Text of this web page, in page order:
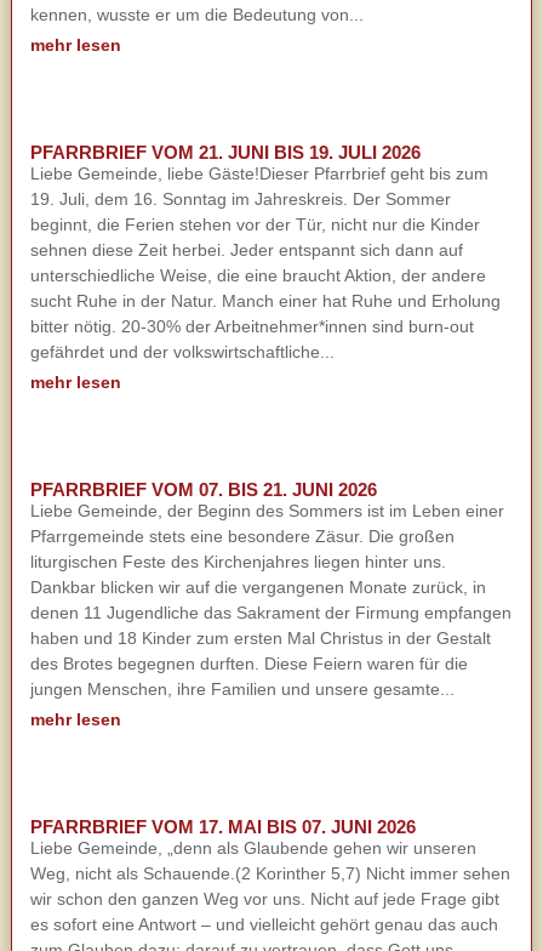
kennen, wusste er um die Bedeutung von...
mehr lesen
PFARRBRIEF VOM 21. JUNI BIS 19. JULI 2026
Liebe Gemeinde, liebe Gäste!Dieser Pfarrbrief geht bis zum
19. Juli, dem 16. Sonntag im Jahreskreis. Der Sommer
beginnt, die Ferien stehen vor der Tür, nicht nur die Kinder
sehnen diese Zeit herbei. Jeder entspannt sich dann auf
unterschiedliche Weise, die eine braucht Aktion, der andere
sucht Ruhe in der Natur. Manch einer hat Ruhe und Erholung
bitter nötig. 20-30% der Arbeitnehmer*innen sind burn-out
gefährdet und der volkswirtschaftliche...
mehr lesen
PFARRBRIEF VOM 07. BIS 21. JUNI 2026
Liebe Gemeinde, der Beginn des Sommers ist im Leben einer
Pfarrgemeinde stets eine besondere Zäsur. Die großen
liturgischen Feste des Kirchenjahres liegen hinter uns.
Dankbar blicken wir auf die vergangenen Monate zurück, in
denen 11 Jugendliche das Sakrament der Firmung empfangen
haben und 18 Kinder zum ersten Mal Christus in der Gestalt
des Brotes begegnen durften. Diese Feiern waren für die
jungen Menschen, ihre Familien und unsere gesamte...
mehr lesen
PFARRBRIEF VOM 17. MAI BIS 07. JUNI 2026
Liebe Gemeinde, „denn als Glaubende gehen wir unseren
Weg, nicht als Schauende.(2 Korinther 5,7) Nicht immer sehen
wir schon den ganzen Weg vor uns. Nicht auf jede Frage gibt
es sofort eine Antwort – und vielleicht gehört genau das auch